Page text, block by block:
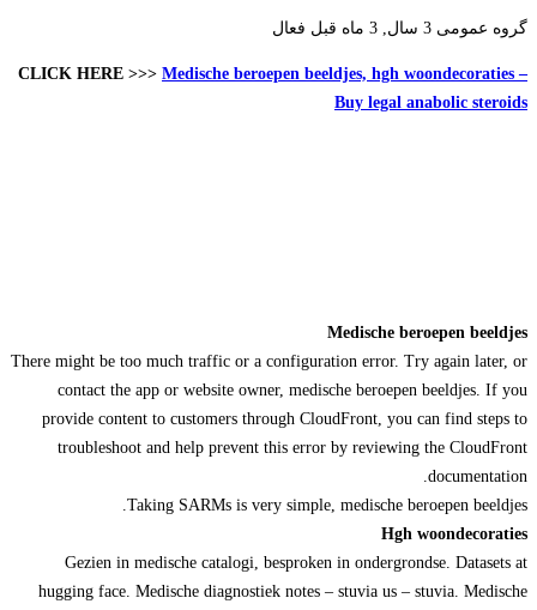
گروه عمومی 3 سال, 3 ماه قبل فعال
CLICK HERE >>> Medische beroepen beeldjes, hgh woondecoraties –
Buy legal anabolic steroids
Medische beroepen beeldjes
There might be too much traffic or a configuration error. Try again later, or
contact the app or website owner, medische beroepen beeldjes. If you
provide content to customers through CloudFront, you can find steps to
troubleshoot and help prevent this error by reviewing the CloudFront
documentation.
Taking SARMs is very simple, medische beroepen beeldjes.
Hgh woondecoraties
Gezien in medische catalogi, besproken in ondergrondse. Datasets at
hugging face. Medische diagnostiek notes – stuvia us – stuvia. Medische